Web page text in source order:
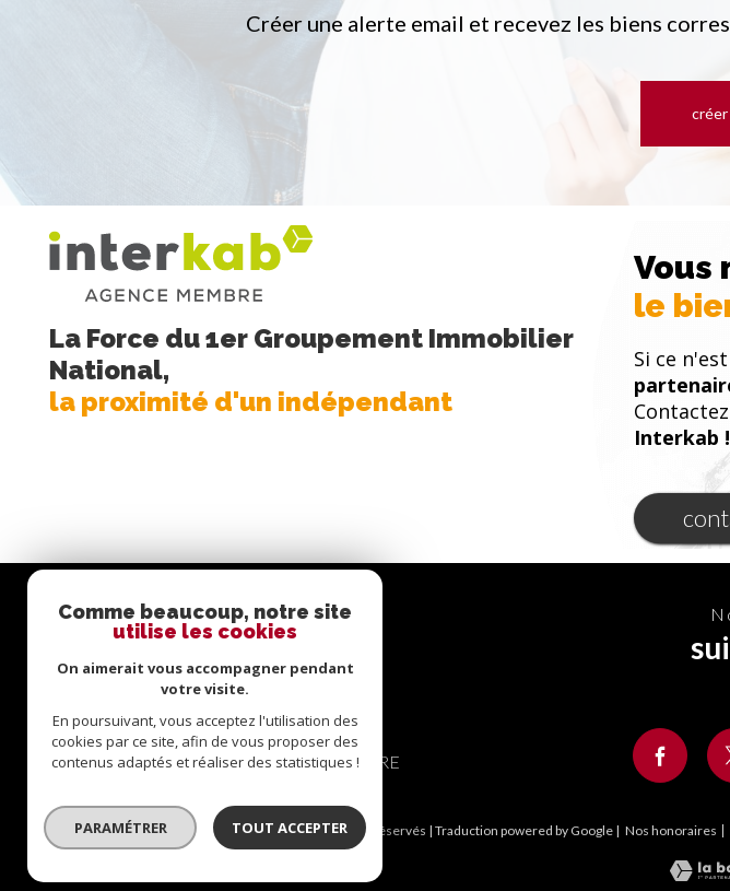
Créer une alerte email et recevez les biens
La Force du 1er Groupement Immobilier
National,
la proximité d'un indépendant
Vous
le
Si ce
Interkab
se
connecter
ESPACE PROPRIÉTAIRE
© 2026 | Tous droits réservés | Traduction powered by Google | Nos honoraires
Comme beaucoup, notre site
utilise les cookies
On aimerait vous accompagner pendant
votre visite.
En poursuivant, vous acceptez l'utilisation des
cookies par ce site, afin de vous proposer des
contenus adaptés et réaliser des statistiques !
PARAMÉTRER TOUT ACCEPTER